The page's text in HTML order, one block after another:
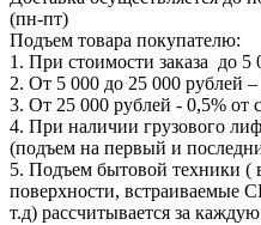
(пн-пт)
Подъем товара покупателю:
1. При стоимости заказа до 5
2. От 5 000 до 25 000 рублей –
3. От 25 000 рублей - 0,5% от
4. При наличии грузового
(подъем на первый и
5. Подъем бытовой техники (
поверхности, встраиваемые
т.д) рассчитывается за